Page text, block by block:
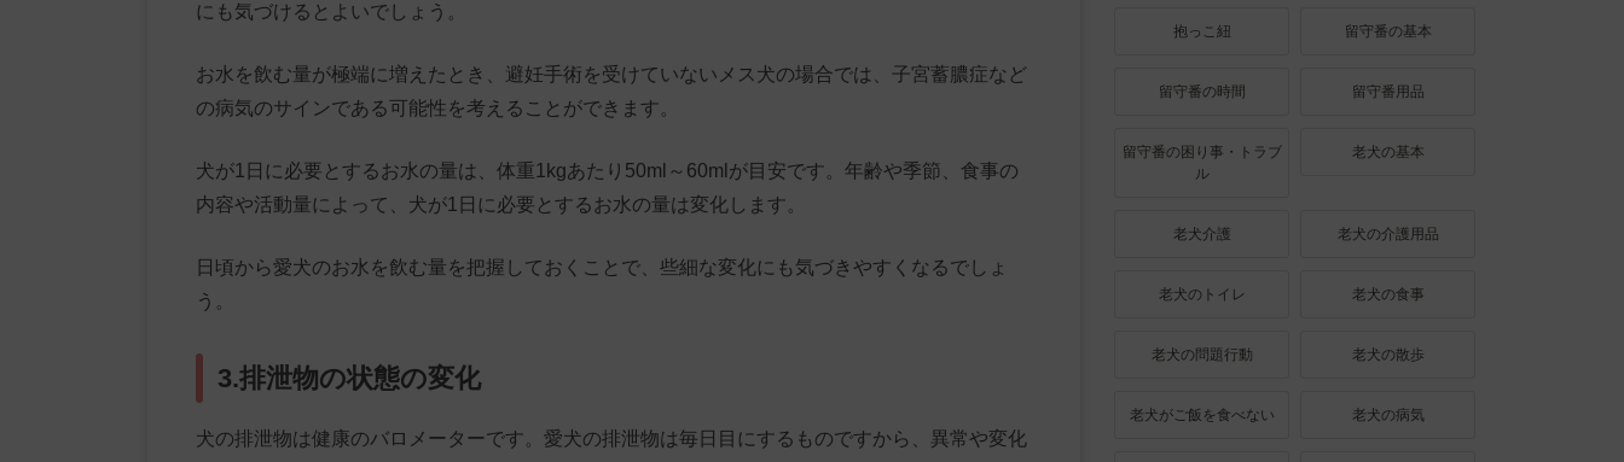
にも気づけるとよいでしょう。
お水を飲む量が極端に増えたとき、避妊手術を受けていないメス犬の場合では、子宮蓄膿症など
の病気のサインである可能性を考えることができます。
犬が1日に必要とするお水の量は、体重1kgあたり50ml～60mlが目安です。年齢や季節、食事の
内容や活動量によって、犬が1日に必要とするお水の量は変化します。
日頃から愛犬のお水を飲む量を把握しておくことで、些細な変化にも気づきやすくなるでしょ
う。
3.排泄物の状態の変化
犬の排泄物は健康のバロメーターです。愛犬の排泄物は毎日目にするものですから、異常や変化
抱っこ紐 留守番の基本
留守番の時間 留守番用品
留守番の困り事・トラブ
ル
老犬の基本
老犬介護 老犬の介護用品
老犬のトイレ 老犬の食事
老犬の問題行動 老犬の散歩
老犬がご飯を食べない 老犬の病気